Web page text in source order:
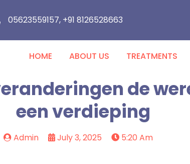
05623559157, +91 8126528663
HOME ABOUT US TREATMENTS
de
een verdieping
Admin July 3, 2025 5:20 Am